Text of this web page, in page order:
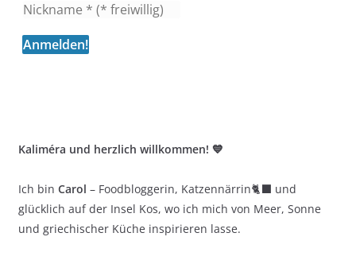
Kaliméra und herzlich willkommen! 💙
Ich bin Carol – Foodbloggerin, Katzennärrin🐈‍⬛ und
glücklich auf der Insel Kos, wo ich mich von Meer, Sonne
und griechischer Küche inspirieren lasse.